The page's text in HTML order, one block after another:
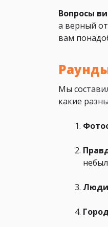
Вопросы
а верный
вам
Мы
какие